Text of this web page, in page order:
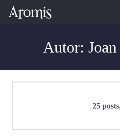
Pasió pel safrà
Ecoturisme
Autor:
25